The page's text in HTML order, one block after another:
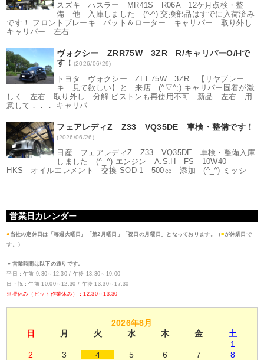
スズキ ハスラー MR41S R06A 12ケ月点検・整
備 他 入庫しました (^-^) 交換部品はすでに入荷済み
です！ フロントブレーキ パット＆ローター キャリパー 取り外し
キャリパー 左右
ヴォクシー ZRR75W 3ZR R/キャリパーO/Hで
す！ (2026/06/29)
トヨタ ヴォクシー ZEE75W 3ZR 【リヤブレー
キ 見て欲しい】と 来店 (^▽^;) キャリパー固着が激
しく 左右 取り外し 分解 ピストンも再使用不可 新品 左右 用
意して．．． キャリパ
フェアレディZ Z33 VQ35DE 車検・整備です！
(2026/06/26)
日産 フェアレディZ Z33 VQ35DE 車検・整備入庫
しました (^_^) エンジン A.S.H FS 10W40
HKS オイルエレメント 交換 SOD-1 500㏄ 添加 (^_^) ミッシ
営業日カレンダー
● 当社の定休日は「毎週火曜日」「第2月曜日」「祝日の月曜日」となっております。（■が休業日で
す。）
▼営業時間は以下の通りです。
平日：午前 9:30～12:30 / 午後 13:30～19:00
日・祝：午前 10:00～12:30 / 午後 13:30～17:30
※昼休み（ピット作業休み）：12:30～13:30
2026年8月
日
月 火 水 木 金
土
1
2
3 4 5 6 7
8